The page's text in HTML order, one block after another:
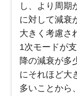
し、より周期
に対して減衰
大きく考慮さ
1次モードが
降の減衰が多
にそれほど大
多いことから